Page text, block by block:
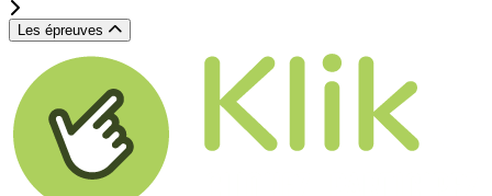
Les épreuves